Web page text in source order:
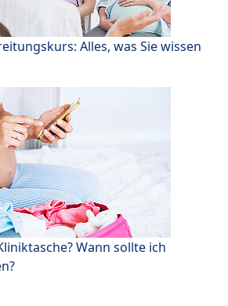
Alles, was Sie wissen
Wann sollte ich